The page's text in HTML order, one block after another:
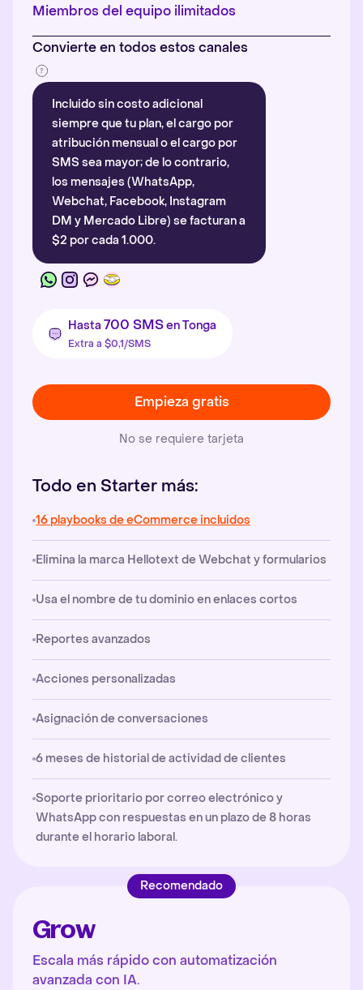
Miembros del equipo ilimitados
Convierte en todos estos canales
Incluido sin costo adicional
siempre que tu plan, el cargo por
atribución mensual o el cargo por
SMS sea mayor; de lo contrario,
los mensajes (WhatsApp,
Webchat, Facebook, Instagram
DM y Mercado Libre) se facturan a
$2 por cada 1.000.
Hasta 700 SMSen Tonga
Extra a $0,1/SMS
Empieza gratis
No se requiere tarjeta
Todo en Starter más:
16 playbooks de eCommerce incluidos
Elimina la marca Hellotext de Webchat y formularios
Usa el nombre de tu dominio en enlaces cortos
Reportes avanzados
Acciones personalizadas
Asignación de conversaciones
6 meses de historial de actividad de clientes
Soporte prioritario por correo electrónico y
WhatsApp con respuestas en un plazo de 8 horas
durante el horario laboral.
Recomendado
Grow
Escala más rápido con automatización
avanzada con IA.